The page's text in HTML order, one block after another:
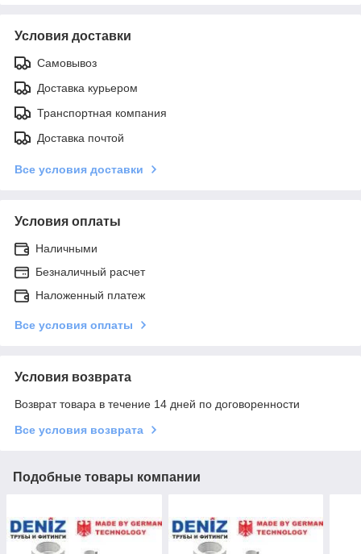
Условия доставки
Самовывоз
Доставка курьером
Транспортная компания
Доставка почтой
Все условия доставки
Условия оплаты
Наличными
Безналичный расчет
Наложенный платеж
Все условия оплаты
Условия возврата
Возврат товара в течение 14 дней по договоренности
Все условия возврата
Подобные товары компании